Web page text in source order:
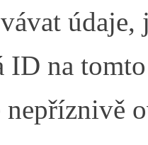
ID na
nepříznivě